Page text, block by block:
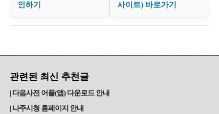
인하기
사이트) 바로가기
관련된 최신 추천글
다음사전 어플(앱) 다운로드 안내
나주시청 홈페이지 안내